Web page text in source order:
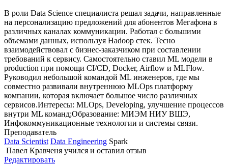
В роли Data Science специалиста решал задачи, направленные
на персонализацию предложений для абонентов Мегафона в
различных каналах коммуникации. Работал с большими
объемами данных, используя Hadoop стек. Тесно
взаимодействовал с бизнес-заказчиком при составлении
требований к сервису. Самостоятельно ставил ML модели в
production при помощи CI/CD, Docker, Airflow и MLFlow.
Руководил небольшой командой ML инженеров, где мы
совместно развивали внутреннюю MLOps платформу
компании, которая включает большое число различных
сервисов.Интересы: MLOps, Developing, улучшение процессов
внутри ML команд;Образование: МИЭМ НИУ ВШЭ,
Инфокоммуникационные технологии и системы связи.
Преподаватель
Data Scientist Data Engineering Spark
Павел Кравченя учился и оставил отзыв
Редактировать